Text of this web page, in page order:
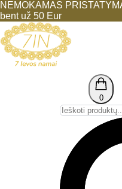
NEMOKAMAS
bent už 50 Eur
0